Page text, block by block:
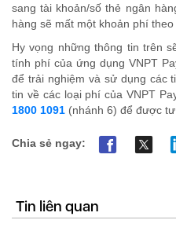
sang tài khoản/số thẻ ngân
hàng sẽ mất một khoản phí theo
Hy vọng những thông tin trên
tính phí của ứng dụng VNPT
để trải nghiệm và sử dụng các
tin về các loại phí của VNPT
1800 1091 (nhánh 6) để được
Chia sẻ ngay:
Tin liên quan